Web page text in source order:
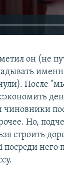
240p
720p
он (не
После
чиновники
Но,
строить
него